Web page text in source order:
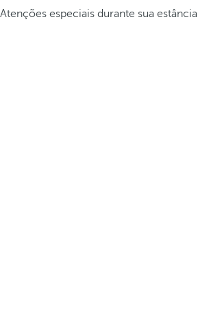
Atenções especiais durante sua estância